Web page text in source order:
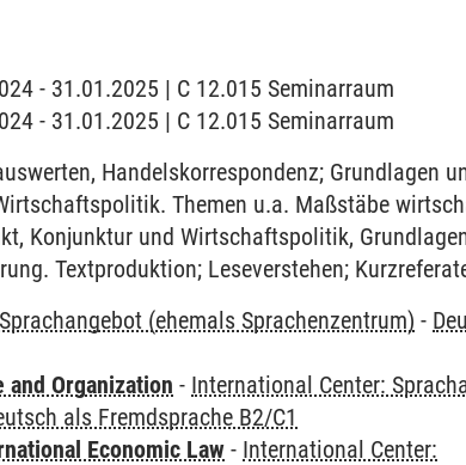
- 31.01.2025 | C 12.015 Seminarraum
- 31.01.2025 | C 12.015 Seminarraum
Handelskorrespondenz; Grundlagen
Themen u.a. Maßstäbe
Konjunktur und Wirtschaftspolitik,
Textproduktion; Leseverstehen;
(ehemals Sprachenzentrum) -
Organization - International Center:
als Fremdsprache B2/C1
Economic Law - International Center: